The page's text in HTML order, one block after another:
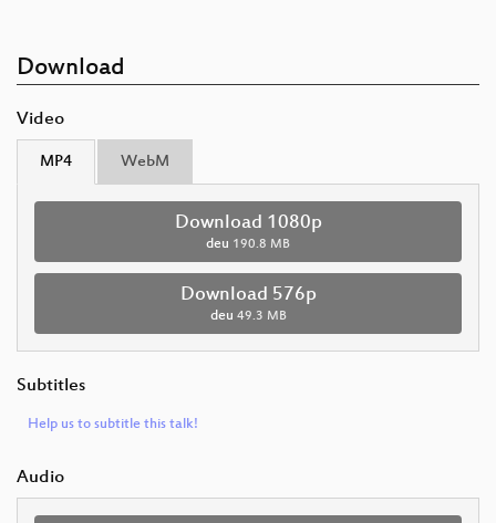
Download
Video
MP4 WebM
Download 1080p
deu 190.8 MB
Download 576p
deu 49.3 MB
Subtitles
Help us to subtitle this talk!
Audio